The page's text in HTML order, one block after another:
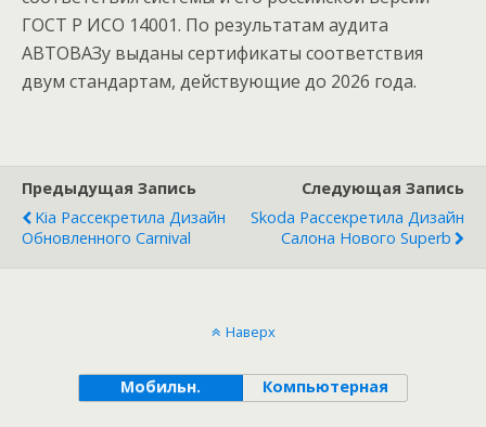
ГОСТ Р ИСО 14001. По результатам аудита
АВТОВАЗу выданы сертификаты соответствия
двум стандартам, действующие до 2026 года.
Предыдущая Запись
Kia Рассекретила Дизайн
Обновленного Carnival
Следующая Запись
Skoda Рассекретила Дизайн
Салона Нового Superb
Наверх
Мобильн. Компьютерная